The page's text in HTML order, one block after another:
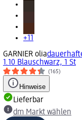
+11
GARNIER olia
1.10 Blauschwarz, 1 St
(165)
Hinweise
Lieferbar
dm Markt wählen